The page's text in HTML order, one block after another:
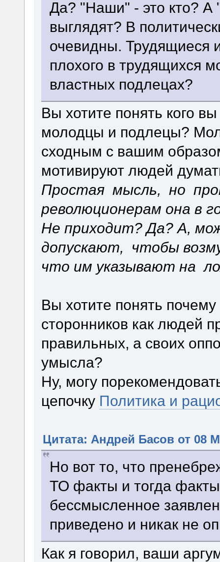
Да? "Наши" - это кто? А
выглядят? В
очевидны. Трудящиеся
плохого в трудящихся
властных подлецах?
Вы хотите понять кого
молодцы и подлецы?
сходным с вашим
мотивируют людей
Простая мысль, но
революционерам она в
Не приходит? Да? А,
допускают, чтобы
что им указывают на
Вы хотите понять
сторонников как людей
правильных, а своих
умысла?
Ну, могу
цепочку Политика и
Цитата: Андрей Басов от 08
Но вот то, что
ТО факты и тогда
бессмысленное
приведено и никак не
Как я говорил, ваши